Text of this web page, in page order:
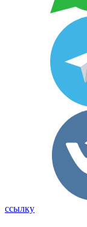
ссылку